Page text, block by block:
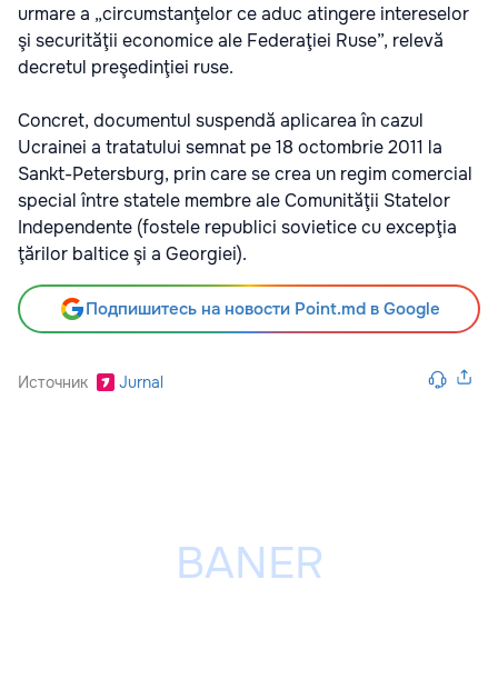
urmare a „circumstanţelor ce aduc atingere intereselor
şi securităţii economice ale Federaţiei Ruse”, relevă
decretul preşedinţiei ruse.
Concret, documentul suspendă aplicarea în cazul
Ucrainei a tratatului semnat pe 18 octombrie 2011 la
Sankt-Petersburg, prin care se crea un regim comercial
special între statele membre ale Comunităţii Statelor
Independente (fostele republici sovietice cu excepţia
ţărilor baltice şi a Georgiei).
Подпишитесь на новости Point.md в Google
Источник Jurnal